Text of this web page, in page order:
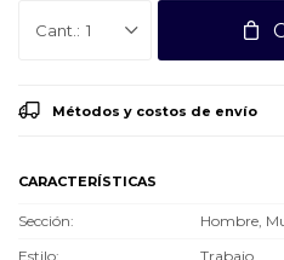
1
Métodos y costos de envío
CARACTERÍSTICAS
Sección
Hombre,
Estilo
Trabajo